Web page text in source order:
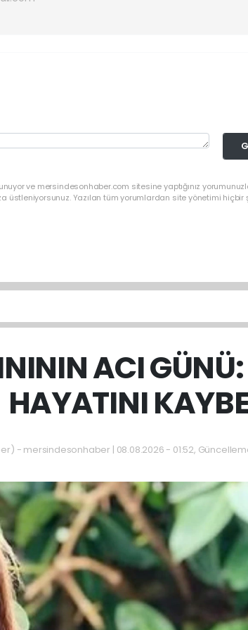
ve mersindesonhaber.com sitesine yaptığınız
üstleniyorsunuz. Yazılan tüm yorumlardan site yönetimi hiçbir
ACI
HAYATINI
- mersindesonhaber | 08.08.2026 - 01:52,